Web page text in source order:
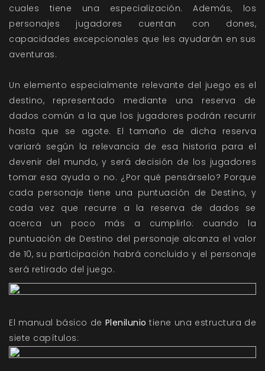
cuales tiene una especialización. Además, los
personajes jugadores cuentan con dones,
capacidades excepcionales que les ayudarán en sus
aventuras.
Un elemento especialmente relevante del juego es el
destino, representado mediante una reserva de
dados común a la que los jugadores podrán recurrir
hasta que se agote. El tamaño de dicha reserva
variará según la relevancia de esa historia para el
devenir del mundo, y será decisión de los jugadores
tomar esa ayuda o no. ¿Por qué pensárselo? Porque
cada personaje tiene una puntuación de Destino, y
cada vez que recurre a la reserva de dados se
acerca un poco más a cumplirlo: cuando la
puntuación de Destino del personaje alcanza el valor
de 10, su participación habrá concluido y el personaje
será retirado del juego.
El manual básico de Pleniluniotiene una estructura de
siete capítulos: